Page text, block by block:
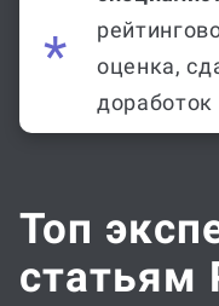
оценка,
доработок
Топ